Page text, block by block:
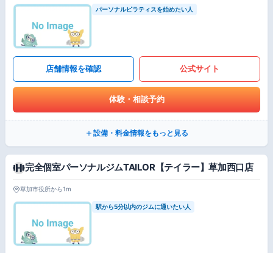
パーソナルピラティスを始めたい人
店舗情報を確認 公式サイト
体験・相談予約
設備・料金情報をもっと見る
完全個室パーソナルジムTAILOR【テイラー】草加西口店
草加市役所から1m
駅から5分以内のジムに通いたい人